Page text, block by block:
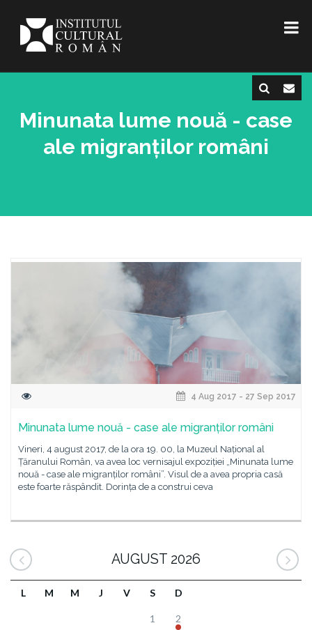
Minunata lume nouă - case
ale migranților români
4 Aug 2017 - 27 Sep 2017
Minunata lume nouă - case ale migranților români
Vineri, 4 august 2017, de la ora 19. 00, la Muzeul Național al
Țăranului Român, va avea loc vernisajul expoziției „Minunata lume
nouă - case ale migranților români”. Visul de a avea propria casă
este foarte răspândit. Dorința de a construi ceva
AUGUST 2026
L M M J V S D
1 2